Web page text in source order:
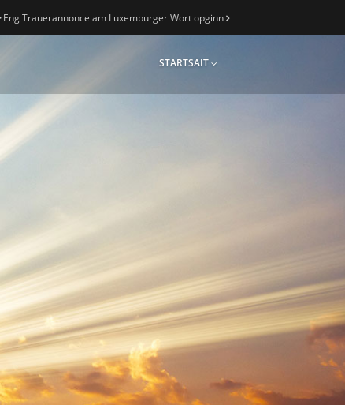
Eng Trauerannonce am Luxemburger Wort opginn
STARTSÄIT